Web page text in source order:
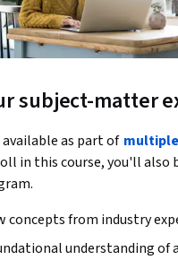
subject-matter
available as part of
in this course, you'll also
concepts from industry
understanding of